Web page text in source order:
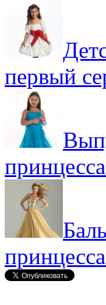
первый